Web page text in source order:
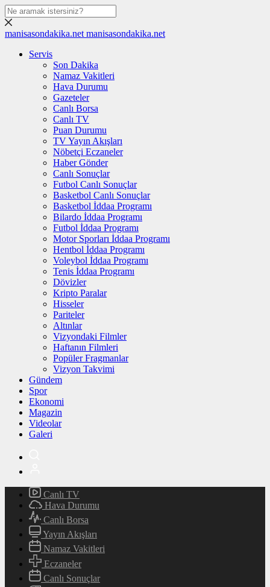
manisasondakika.net manisasondakika.net
Servis
Son Dakika
Namaz Vakitleri
Hava Durumu
Gazeteler
Canlı Borsa
Canlı TV
Puan Durumu
TV Yayın Akışları
Nöbetçi Eczaneler
Haber Gönder
Canlı Sonuçlar
Futbol Canlı Sonuçlar
Basketbol Canlı Sonuçlar
Basketbol İddaa Programı
Bilardo İddaa Programı
Futbol İddaa Programı
Motor Sporları İddaa Programı
Hentbol İddaa Programı
Voleybol İddaa Programı
Tenis İddaa Programı
Dövizler
Kripto Paralar
Hisseler
Pariteler
Altınlar
Vizyondaki Filmler
Haftanın Filmleri
Popüler Fragmanlar
Vizyon Takvimi
Gündem
Spor
Ekonomi
Magazin
Videolar
Galeri
Canlı TV
Hava Durumu
Canlı Borsa
Yayın Akışları
Namaz Vakitleri
Eczaneler
Canlı Sonuçlar